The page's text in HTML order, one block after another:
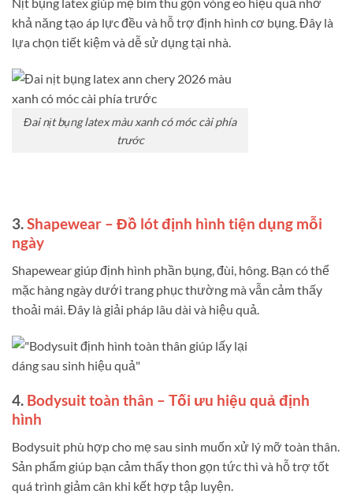
khả năng tạo áp lực đều và hỗ trợ định hình cơ bụng. Đây là
lựa chọn tiết kiệm và dễ sử dụng tại nhà.
Đai nịt bụng latex màu xanh có móc cài phía
trước
3.Shapewear – Đồ lót định hình tiện dụng mỗi
ngày
Shapewear giúp định hình phần bụng, đùi, hông. Bạn có thể
mặc hàng ngày dưới trang phục thường mà vẫn cảm thấy
thoải mái. Đây là giải pháp lâu dài và hiệu quả.
4. Bodysuit toàn thân – Tối ưu hiệu quả định
hình
Bodysuit phù hợp cho mẹ sau sinh muốn xử lý mỡ toàn thân.
Sản phẩm giúp bạn cảm thấy thon gọn tức thì và hỗ trợ tốt
quá trình giảm cân khi kết hợp tập luyện.